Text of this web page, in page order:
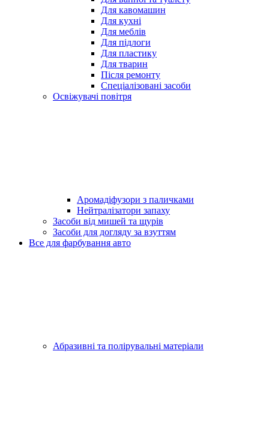
Для кавомашин
Для кухні
Для меблів
Для підлоги
Для пластику
Для тварин
Після ремонту
Спеціалізовані засоби
Освіжувачі повітря
Аромадіфузори з паличками
Нейтралізатори запаху
Засоби від мишей та щурів
Засоби для догляду за взуттям
Все для фарбування авто
Абразивні та полірувальні матеріали